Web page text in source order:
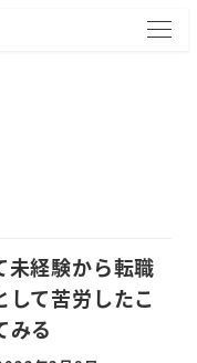
未経験から転職
して苦労したこ
みる